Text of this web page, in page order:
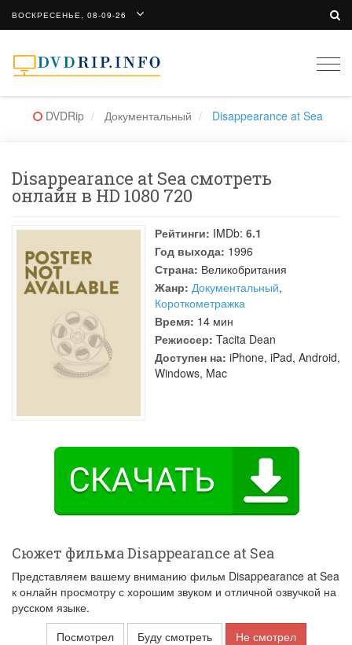
ВОСКРЕСЕНЬЕ, 08-09-26
DVDRip Документальный Disappearance at Sea
Disappearance at Sea смотреть
онлайн в HD 1080 720
Рейтинги: IMDb: 6.1
Год выхода: 1996
Страна: Великобритания
Жанр: Документальный,
Короткометражка
Время: 14 мин
Режиссер: Tacita Dean
Доступен на: iPhone, iPad, Android,
Windows, Mac
Сюжет фильма Disappearance at Sea
Представляем вашему вниманию фильм Disappearance at Sea
к онлайн просмотру с хорошим звуком и отличной озвучкой на
русском языке.
Посмотрел
Буду смотреть Не смотрел